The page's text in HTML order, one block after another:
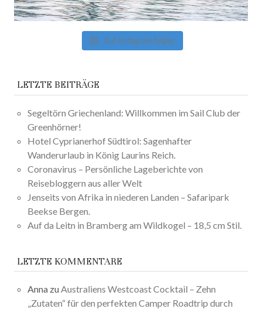
Auf Instagram folgen
LETZTE BEITRÄGE
Segeltörn Griechenland: Willkommen im Sail Club der
Greenhörner!
Hotel Cyprianerhof Südtirol: Sagenhafter
Wanderurlaub in König Laurins Reich.
Coronavirus – Persönliche Lageberichte von
Reisebloggern aus aller Welt
Jenseits von Afrika in niederen Landen – Safaripark
Beekse Bergen.
Auf da Leitn in Bramberg am Wildkogel – 18,5 cm Stil.
LETZTE KOMMENTARE
Anna zuAustraliens Westcoast Cocktail – Zehn
„Zutaten“ für den perfekten Camper Roadtrip durch